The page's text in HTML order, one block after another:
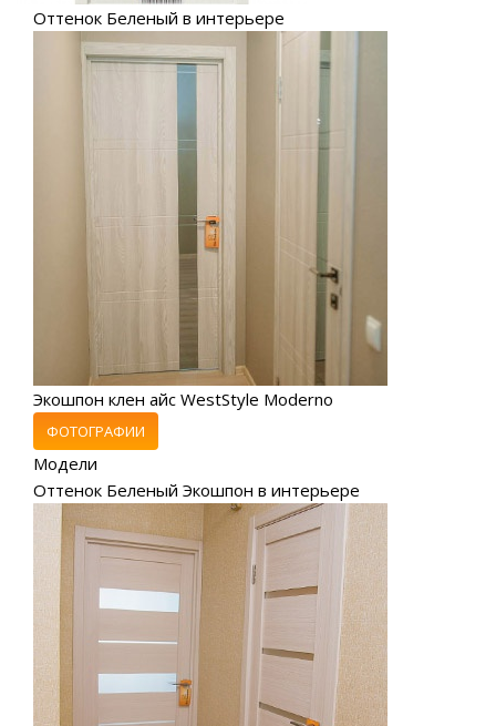
Оттенок Беленый в интерьере
Экошпон клен айс WestStyle Moderno
ФОТОГРАФИИ
Модели
Оттенок Беленый Экошпон в интерьере